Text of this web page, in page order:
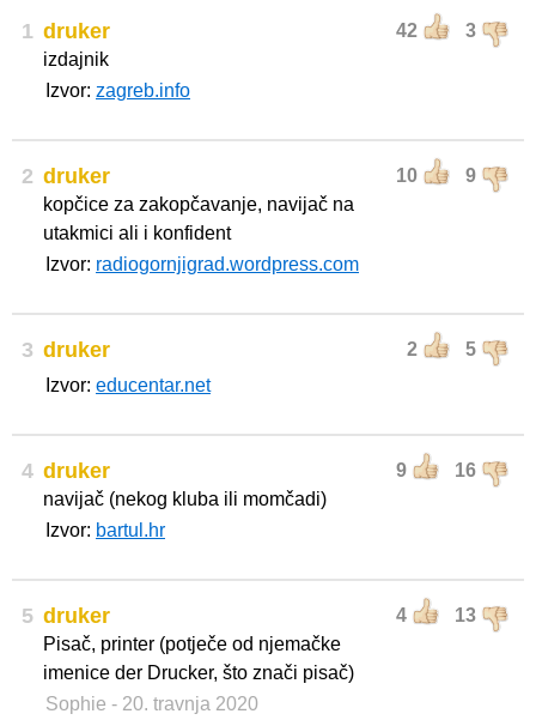
1 42 3
druker
izdajnik
Izvor: zagreb.info
2 10 9
druker
kopčice za zakopčavanje, navijač na
utakmici ali i konfident
Izvor: radiogornjigrad.wordpress.com
3 2 5
druker
Izvor: educentar.net
4 9 16
druker
navijač (nekog kluba ili momčadi)
Izvor: bartul.hr
5 4 13
druker
Pisač, printer (potječe od njemačke
imenice der Drucker, što znači pisač)
Sophie - 20. travnja 2020